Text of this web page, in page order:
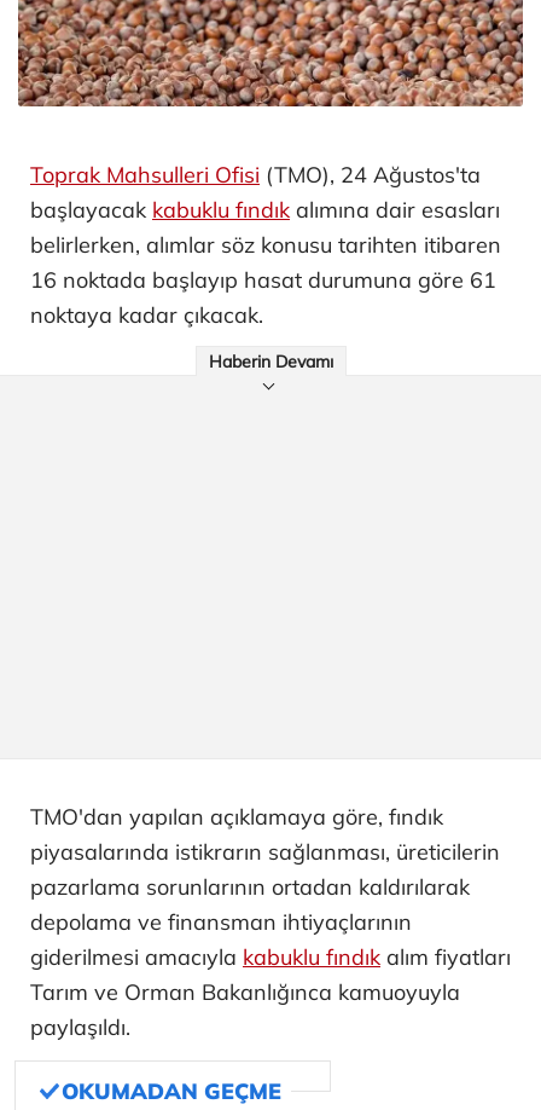
Toprak Mahsulleri Ofisi (TMO), 24 Ağustos'ta
başlayacak kabuklu fındık alımına dair esasları
belirlerken, alımlar söz konusu tarihten itibaren
16 noktada başlayıp hasat durumuna göre 61
noktaya kadar çıkacak.
Haberin Devamı
TMO'dan yapılan açıklamaya göre, fındık
piyasalarında istikrarın sağlanması, üreticilerin
pazarlama sorunlarının ortadan kaldırılarak
depolama ve finansman ihtiyaçlarının
giderilmesi amacıyla kabuklu fındık alım fiyatları
Tarım ve Orman Bakanlığınca kamuoyuyla
paylaşıldı.